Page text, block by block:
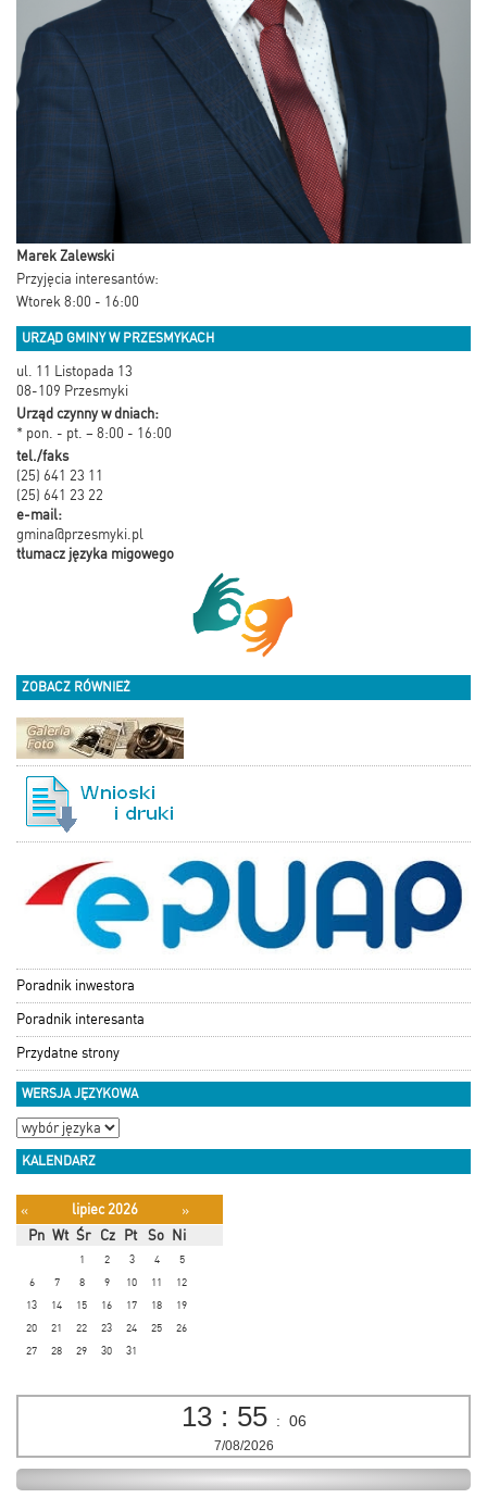
Marek Zalewski
Przyjęcia interesantów:
Wtorek 8:00 - 16:00
URZĄD GMINY W PRZESMYKACH
ul. 11 Listopada 13
08-109 Przesmyki
Urząd czynny w dniach:
* pon. - pt. – 8:00 - 16:00
tel./faks
(25) 641 23 11
(25) 641 23 22
e-mail:
gmina@przesmyki.pl
tłumacz języka migowego
ZOBACZ RÓWNIEŻ
Poradnik inwestora
Poradnik interesanta
Przydatne strony
WERSJA JĘZYKOWA
KALENDARZ
« lipiec 2026
»
Pn Wt Śr Cz Pt So Ni
1 2 3 4
5
6
7 8 9 10 11
12
13
14 15 16 17 18
19
20
21 22 23 24 25
26
27
28 29 30 31
13 : 55 : 08
7/08/2026